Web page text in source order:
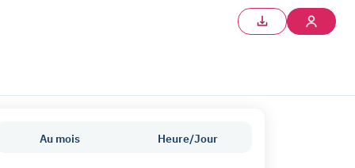
Au mois Heure/Jour